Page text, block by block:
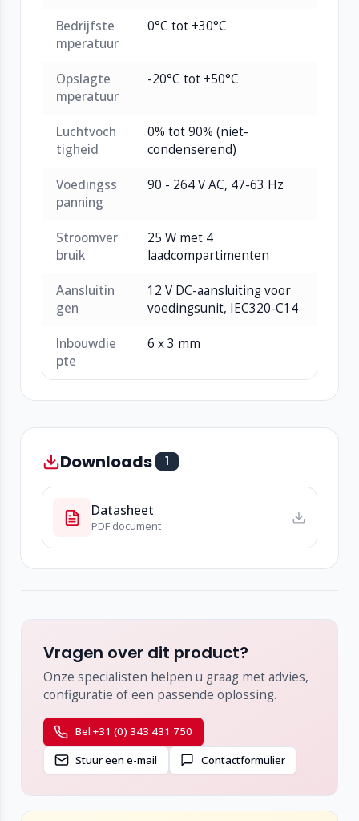
Bedrijfste
mperatuur
0°C tot +30°C
Opslagte
mperatuur
-20°C tot +50°C
Luchtvoch
tigheid
0% tot 90% (niet-
condenserend)
Voedingss
panning
90 - 264 V AC, 47-63 Hz
Stroomver
bruik
25 W met 4
laadcompartimenten
Aansluitin
gen
12 V DC-aansluiting voor
voedingsunit, IEC320-C14
Inbouwdie
pte
6 x 3 mm
Downloads 1
Datasheet
PDF document
Vragen over dit product?
Onze specialisten helpen u graag met advies,
configuratie of een passende oplossing.
Bel +31 (0) 343 431 750
Stuur een e-mail
Contactformulier